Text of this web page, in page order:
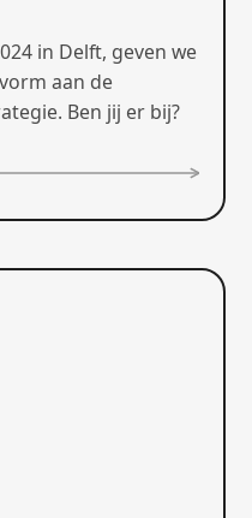
in Delft, geven we
aan de
Ben jij er bij?